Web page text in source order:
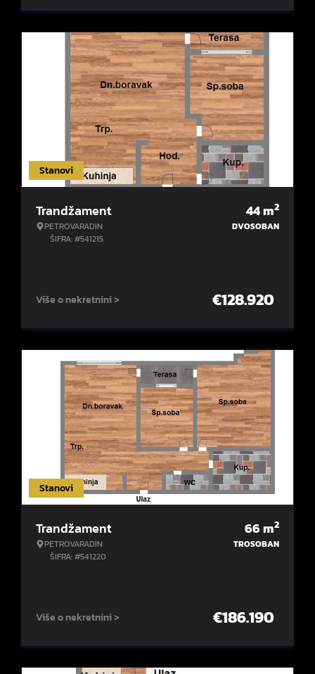
Stanovi
Trandžament
PETROVARADIN
ŠIFRA: #541215
44m2
DVOSOBAN
Više o nekretnini > €128.920
Stanovi
Trandžament
PETROVARADIN
ŠIFRA: #541220
66m2
TROSOBAN
Više o nekretnini > €186.190